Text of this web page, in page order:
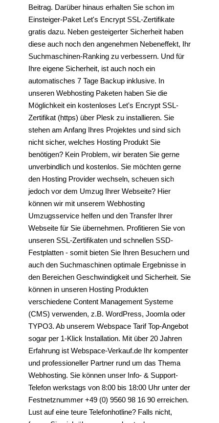
Beitrag. Darüber hinaus erhalten Sie schon im
Einsteiger-Paket Let's Encrypt SSL-Zertifikate
gratis dazu. Neben gesteigerter Sicherheit haben
diese auch noch den angenehmen Nebeneffekt, Ihr
Suchmaschinen-Ranking zu verbessern. Und für
Ihre eigene Sicherheit, ist auch noch ein
automatisches 7 Tage Backup inklusive. In
unseren Webhosting Paketen haben Sie die
Möglichkeit ein kostenloses Let's Encrypt SSL-
Zertifikat (https) über Plesk zu installieren. Sie
stehen am Anfang Ihres Projektes und sind sich
nicht sicher, welches Hosting Produkt Sie
benötigen? Kein Problem, wir beraten Sie gerne
unverbindlich und kostenlos. Sie möchten gerne
den Hosting Provider wechseln, scheuen sich
jedoch vor dem Umzug Ihrer Webseite? Hier
können wir mit unserem Webhosting
Umzugsservice helfen und den Transfer Ihrer
Webseite für Sie übernehmen. Profitieren Sie von
unseren SSL-Zertifikaten und schnellen SSD-
Festplatten - somit bieten Sie Ihren Besuchern und
auch den Suchmaschinen optimale Ergebnisse in
den Bereichen Geschwindigkeit und Sicherheit. Sie
können in unseren Hosting Produkten
verschiedene Content Management Systeme
(CMS) verwenden, z.B. WordPress, Joomla oder
TYPO3. Ab unserem Webspace Tarif Top-Angebot
sogar per 1-Klick Installation. Mit über 20 Jahren
Erfahrung ist Webspace-Verkauf.de Ihr kompenter
und professioneller Partner rund um das Thema
Webhosting. Sie können unser Info- & Support-
Telefon werkstags von 8:00 bis 18:00 Uhr unter der
Festnetznummer +49 (0) 9560 98 16 90 erreichen.
Lust auf eine teure Telefonhotline? Falls nicht,